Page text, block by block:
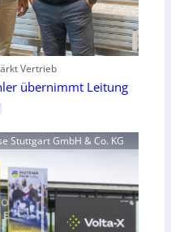
Vertrieb
übernimmt Leitung
Stuttgart GmbH & Co. KG